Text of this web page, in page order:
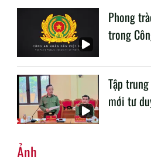
Phong
trong
Tập
mới tư
Ảnh